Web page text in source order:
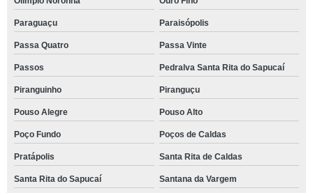
Paraguaçu Paraisópolis
Passa Quatro Passa Vinte
Passos Pedralva Santa Rita do Sapucaí
Piranguinho Piranguçu
Pouso Alegre Pouso Alto
Poço Fundo Poços de Caldas
Pratápolis Santa Rita de Caldas
Santa Rita do Sapucaí Santana da Vargem